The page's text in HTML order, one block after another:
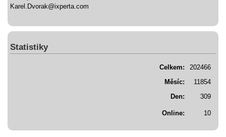
Karel.Dvorak@ixperta.com
Statistiky
Online: 10
Celkem:
202466
Měsíc:
11854
Den:
309